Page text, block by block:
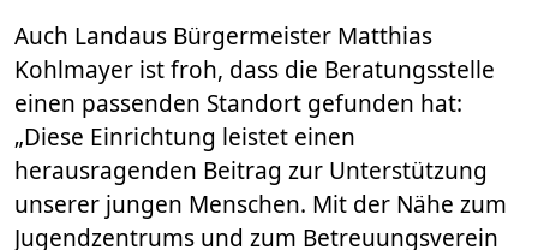
Auch Landaus Bürgermeister Matthias
Kohlmayer ist froh, dass die Beratungsstelle
einen passenden Standort gefunden hat:
„Diese Einrichtung leistet einen
herausragenden Beitrag zur Unterstützung
unserer jungen Menschen. Mit der Nähe zum
Jugendzentrums und zum Betreuungsverein